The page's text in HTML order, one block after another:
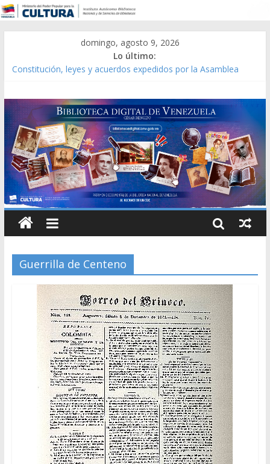
domingo, agosto 9, 2026
Lo último:
Constitución, leyes y acuerdos expedidos por la Asamblea
Modesta Bor Sánchez [material gráfico]
Gaceta Oficial de la República de Venezuela año CXXXIII Mes V,
Caracas 09 de marzo de 2006 N° 38.394
Catálogo temático de obras de Modesta Bor
Guerrilla de Centeno